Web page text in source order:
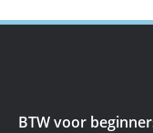
BTW voor